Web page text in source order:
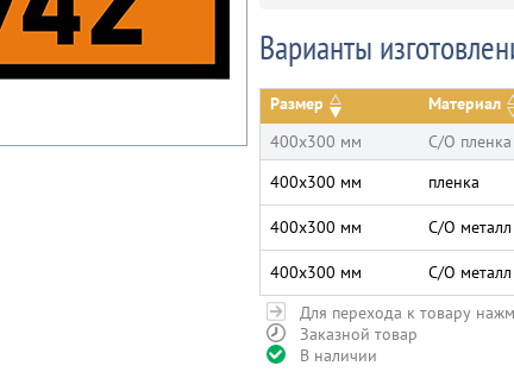
Варианты
Размер Материал
400х300 мм
С/О пленка
400х300 мм
пленка
400х300 мм С/О металл
400х300 мм С/О
Для перехода к товару
Заказной товар
В наличии